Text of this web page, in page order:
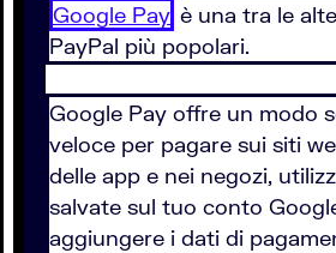
Google Pay è una tra le
PayPal più popolari.
Google Pay offre un modo
veloce per pagare sui siti
delle app e nei negozi,
salvate sul tuo conto
aggiungere i dati di